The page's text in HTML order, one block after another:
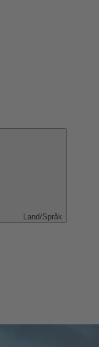
Land/Språk